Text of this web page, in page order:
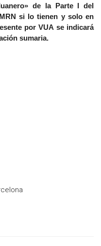
de la Parte I del
si lo tienen y solo en
por VUA se indicará
sumaria.